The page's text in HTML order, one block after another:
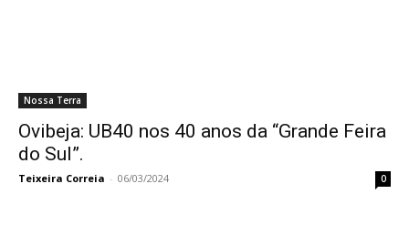
Nossa Terra
Ovibeja: UB40 nos 40 anos da “Grande Feira
do Sul”.
Teixeira Correia - 06/03/2024 0